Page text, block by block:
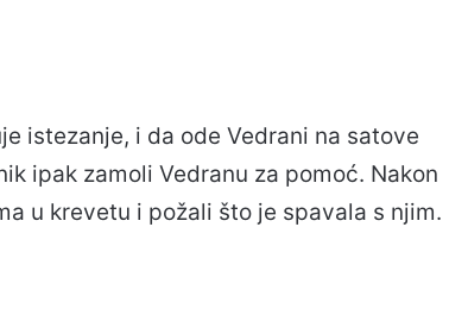
istezanje, i da ode Vedrani na satove
ipak zamoli Vedranu za pomoć. Nakon
u krevetu i požali što je spavala s njim.